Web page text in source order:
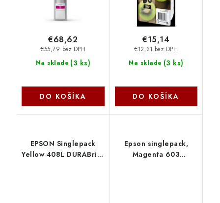
Na sklade (3 ks)
€55,79 bez DPH
€68,62
DO KOŠÍKA
Na sklade (3 ks)
€12,31 bez DPH
€15,14
DO KOŠÍKA
EPSON Singlepack
Yellow 408L DURABrite
Epson singlepack,
Magenta 603